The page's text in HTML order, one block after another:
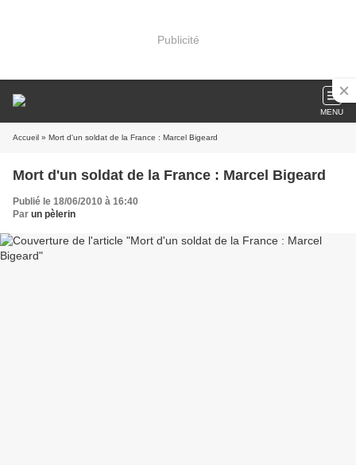
Publicité
MENU
Accueil » Mort d'un soldat de la France : Marcel Bigeard
Mort d'un soldat de la France : Marcel Bigeard
Publié le 18/06/2010 à 16:40
Par un pèlerin